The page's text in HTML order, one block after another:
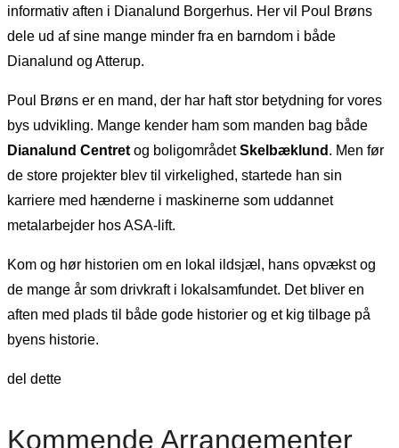
informativ aften i Dianalund Borgerhus. Her vil Poul Brøns
dele ud af sine mange minder fra en barndom i både
Dianalund og Atterup.
Poul Brøns er en mand, der har haft stor betydning for vores
bys udvikling. Mange kender ham som manden bag både
Dianalund Centret og boligområdetSkelbæklund . Men før
de store projekter blev til virkelighed, startede han sin
karriere med hænderne i maskinerne som uddannet
metalarbejder hos ASA-lift.
Kom og hør historien om en lokal ildsjæl, hans opvækst og
de mange år som drivkraft i lokalsamfundet. Det bliver en
aften med plads til både gode historier og et kig tilbage på
byens historie.
del dette
Kommende Arrangementer